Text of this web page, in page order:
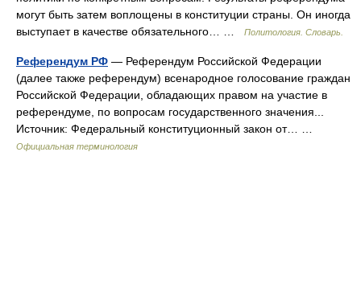
могут быть затем воплощены в конституции страны. Он иногда
выступает в качестве обязательного… …
Политология. Словарь.
Референдум РФ — Референдум Российской Федерации
(далее также референдум) всенародное голосование граждан
Российской Федерации, обладающих правом на участие в
референдуме, по вопросам государственного значения...
Источник: Федеральный конституционный закон от… …
Официальная терминология